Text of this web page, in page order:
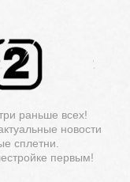
раньше всех!
новости
сплетни.
первым!